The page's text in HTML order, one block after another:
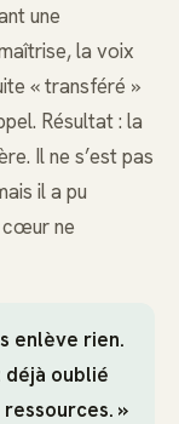
une
la voix
« transféré »
Résultat : la
Il ne s’est pas
il a pu
cœur ne
enlève rien.
déjà oublié
»